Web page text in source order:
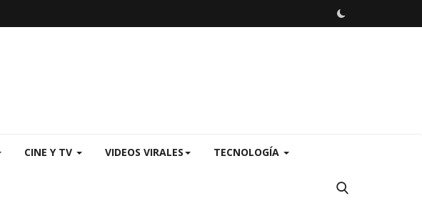
CINE Y TV VIDEOS VIRALES TECNOLOGÍA